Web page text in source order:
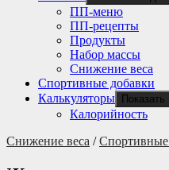
ПП-меню
ПП-рецепты
Продукты
Набор массы
Снижение веса
Спортивные добавки
Калькуляторы
Калорийность
Снижение веса /Спортивные